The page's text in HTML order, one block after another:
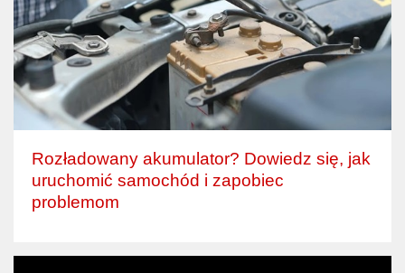
Rozładowany akumulator? Dowiedz się, jak
uruchomić samochód i zapobiec
problemom